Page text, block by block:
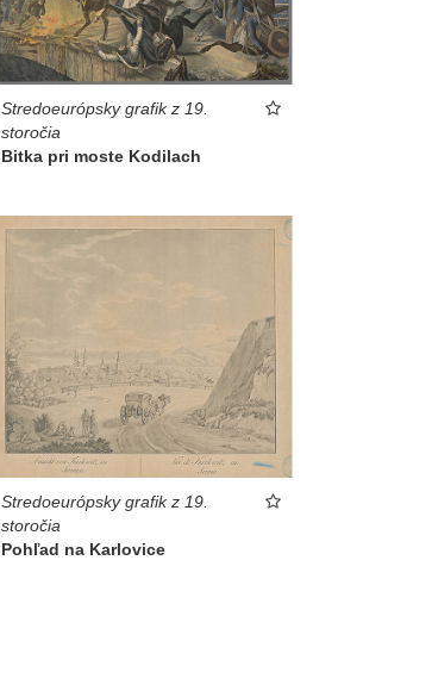
Stredoeurópsky grafik z 19.
storočia
Bitka pri moste Kodilach
Stredoeurópsky grafik z 19.
storočia
Pohľad na Karlovice